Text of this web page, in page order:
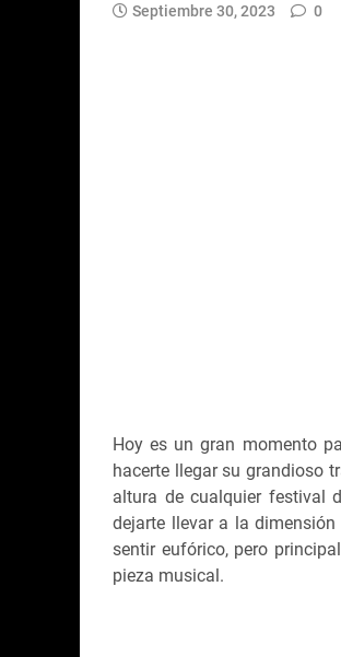
Septiembre 30, 2023 0
Hoy es un gran momento
hacerte llegar su grandioso
altura de cualquier festival
dejarte llevar a la
sentir eufórico, pero
pieza musical.